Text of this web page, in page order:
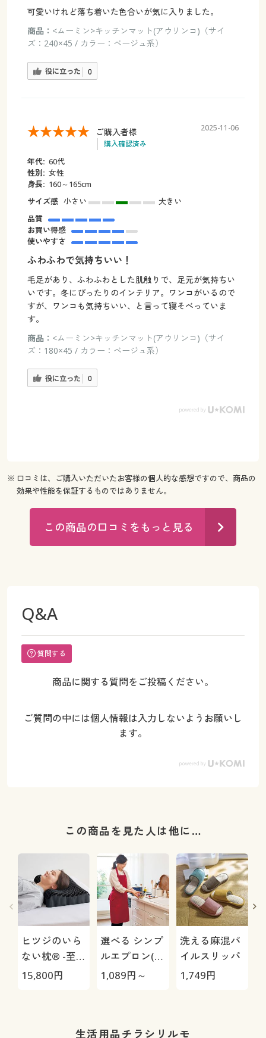
可愛いけれど落ち着いた色合いが気に入りました。
商品： <ムーミン>キッチンマット(アウリンコ)（サイ
ズ：240×45 / カラー：ベージュ系）
役に立った 0
ご購入者様
購入確認済み
2025-11-06
年代: 60代
性別: 女性
身長: 160～165cm
サイズ感 小さい
大きい
品質
お買い得感
使いやすさ
ふわふわで気持ちいい！
毛足があり、ふわふわとした肌触りで、足元が気持ちい
いです。冬にぴったりのインテリア。ワンコがいるので
すが、ワンコも気持ちいい、と言って寝そべっていま
す。
商品： <ムーミン>キッチンマット(アウリンコ)（サイ
ズ：180×45 / カラー：ベージュ系）
役に立った 0
※ 口コミは、ご購入いただいたお客様の個人的な感想ですので、商品の
効果や性能を保証するものではありません。
この商品の口コミをもっと見る
Q&A
質問する
商品に関する質問をご投稿ください。
ご質問の中には個人情報は入力しないようお願いし
ます。
この商品を見た人は他に…
ヒツジのいら
ない枕® -至
極-
15,800円
選べる シンプ
ルエプロン(乾
きやすくシワ
1,089円～
洗える麻混パ
イルスリッパ
1,749円
生活用品チラシリルモ